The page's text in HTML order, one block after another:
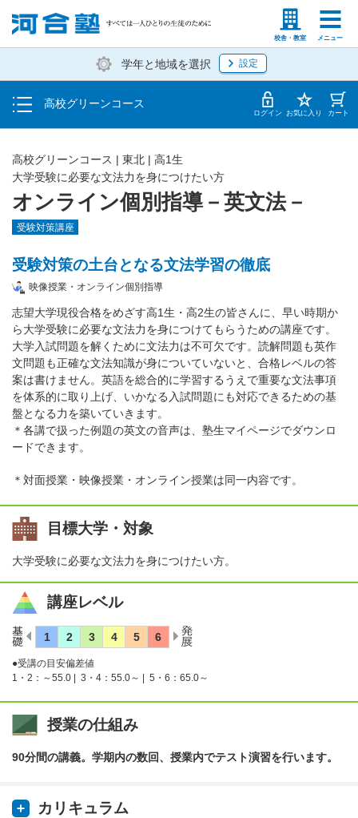
校舎・教室 メニュー
塾生の方 高等学校の先生
学年と地域を選択 設定
高校グリーンコース
学費の仕組み・支払方法
受講開始までの流れ
校舎・教室一覧 ログイン お気に入り カート
高校グリーンコース | 東北 | 高1生
大学受験に必要な文法力を身につけたい方
オンライン個別指導－英文法－
受験対策講座
受験対策の土台となる文法学習の徹底
映像授業・オンライン個別指導
志望大学現役合格をめざす高1生・高2生の皆さんに、早い時期か
ら大学受験に必要な文法力を身につけてもらうための講座です。
大学入試問題を解くために文法力は不可欠です。読解問題も英作
文問題も正確な文法知識が身についていないと、合格レベルの答
案は書けません。英語を総合的に学習するうえで重要な文法事項
を体系的に取り上げ、いかなる入試問題にも対応できるための基
盤となる力を築いていきます。
＊各講で扱った例題の英文の音声は、塾生マイページでダウンロ
ードできます。
＊対面授業・映像授業・オンライン授業は同一内容です。
目標大学・対象
大学受験に必要な文法力を身につけたい方。
講座レベル
●受講の目安偏差値
1・2：～55.0 |
3・4：55.0～ | 5・6：65.0～
授業の仕組み
90分間の講義。学期内の数回、授業内でテスト演習を行います。
カリキュラム